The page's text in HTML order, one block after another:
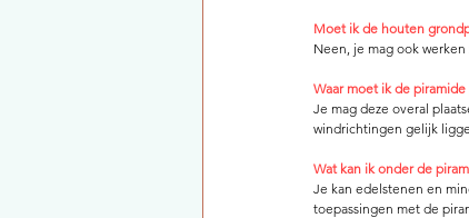
Moet ik de houten
Neen, je mag ook
Waar moet ik de piramide
Je mag deze overal
windrichtingen gelijk
Wat kan ik onder de
Je kan edelstenen en
toepassingen met de